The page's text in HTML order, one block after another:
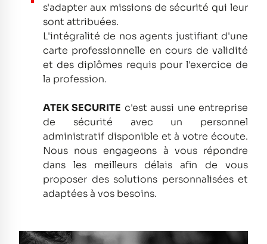
s'adapter aux missions de sécurité qui leur
sont attribuées.
L'intégralité de nos agents justifiant d'une
carte professionnelle en cours de validité
et des diplômes requis pour l'exercice de
la profession.
ATEK SECURITE c'est aussi une entreprise
de sécurité avec un personnel
administratif disponible et à votre écoute.
Nous nous engageons à vous répondre
dans les meilleurs délais afin de vous
proposer des solutions personnalisées et
adaptées à vos besoins.